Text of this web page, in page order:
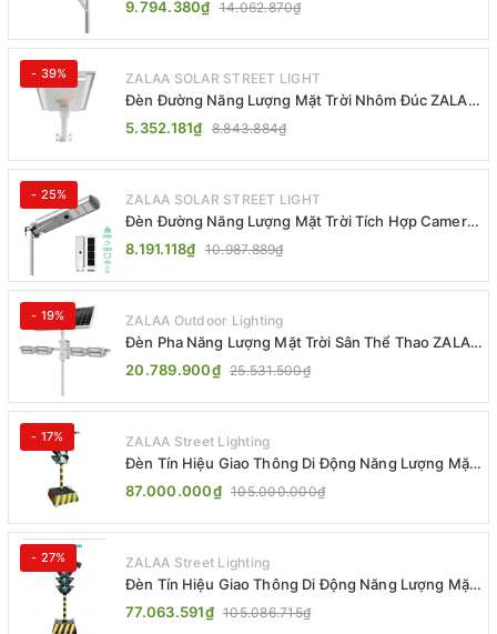
9.794.380₫ 14.062.870₫
- 39% ZALAA SOLAR STREET LIGHT
Đèn Đường Năng Lượng Mặt Trời Nhôm Đúc ZALAA
ZL-BWH Cao Cấp IP65
5.352.181₫ 8.843.884₫
- 25% ZALAA SOLAR STREET LIGHT
Đèn Đường Năng Lượng Mặt Trời Tích Hợp Camera
ZALAA ZL-BJ04-CCTV (80W, IP65)
8.191.118₫ 10.987.889₫
- 19% ZALAA Outdoor Lighting
Đèn Pha Năng Lượng Mặt Trời Sân Thể Thao ZALAA
Jsc Chống Nước IP65 Cao Cấp
20.789.900₫ 25.531.500₫
- 17% ZALAA Street Lighting
Đèn Tín Hiệu Giao Thông Di Động Năng Lượng Mặt
Trời ZALAA ZL-300A-D
87.000.000₫ 105.000.000₫
- 27% ZALAA Street Lighting
Đèn Tín Hiệu Giao Thông Di Động Năng Lượng Mặt
Trời ZALAA ZL-409300C
77.063.591₫ 105.086.715₫